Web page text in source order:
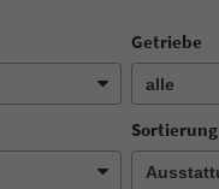
Getriebe
Sortierung